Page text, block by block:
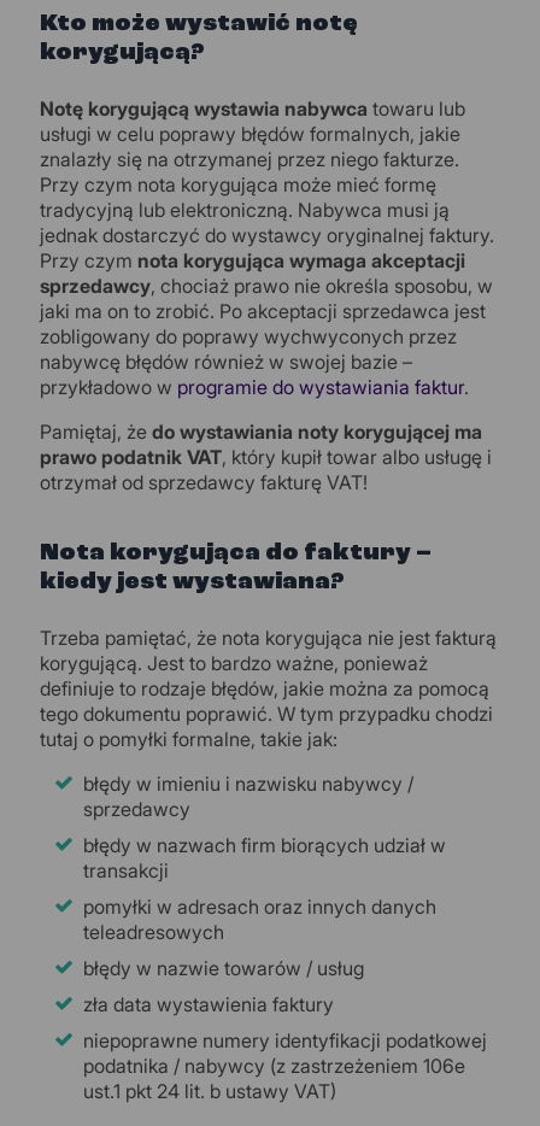
Kto może wystawić notę
korygującą?
Notę korygującą wystawia nabywca towaru lub
usługi w celu poprawy błędów formalnych, jakie
znalazły się na otrzymanej przez niego fakturze.
Przy czym nota korygująca może mieć formę
tradycyjną lub elektroniczną. Nabywca musi ją
jednak dostarczyć do wystawcy oryginalnej faktury.
Przy czym nota korygująca wymaga akceptacji
sprzedawcy, chociaż prawo nie określa sposobu, w
jaki ma on to zrobić. Po akceptacji sprzedawca jest
zobligowany do poprawy wychwyconych przez
nabywcę błędów również w swojej bazie –
przykładowo w programie do wystawiania faktur.
Pamiętaj, żedo wystawiania noty korygującej ma
prawo podatnik VAT, który kupił towar albo usługę i
otrzymał od sprzedawcy fakturę VAT!
Nota korygująca do faktury –
kiedy jest wystawiana?
Trzeba pamiętać, że nota korygująca nie jest fakturą
korygującą. Jest to bardzo ważne, ponieważ
definiuje to rodzaje błędów, jakie można za pomocą
tego dokumentu poprawić. W tym przypadku chodzi
tutaj o pomyłki formalne, takie jak:
błędy w imieniu i nazwisku nabywcy /
sprzedawcy
błędy w nazwach firm biorących udział w
transakcji
pomyłki w adresach oraz innych danych
teleadresowych
błędy w nazwie towarów / usług
zła data wystawienia faktury
niepoprawne numery identyfikacji podatkowej
podatnika / nabywcy (z zastrzeżeniem 106e
ust.1 pkt 24 lit. b ustawy VAT)